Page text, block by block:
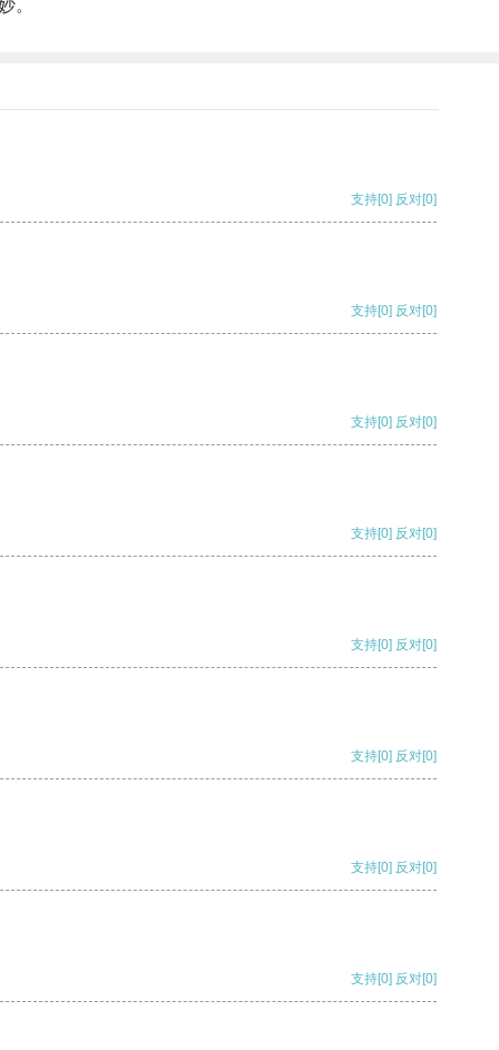
。
支持[0] 反对[0]
支持[0] 反对[0]
支持[0] 反对[0]
支持[0] 反对[0]
支持[0] 反对[0]
支持[0] 反对[0]
支持[0] 反对[0]
支持[0] 反对[0]